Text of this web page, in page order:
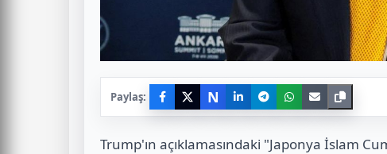
Paylaş: N
Trump'ın açıklamasındaki "Japonya İslam